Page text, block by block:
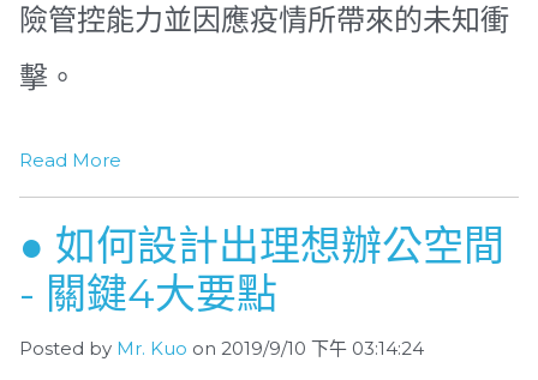
險管控能力並因應疫情所帶來的未知衝
擊。
Read More
● 如何設計出理想辦公空間
- 關鍵4大要點
Posted by Mr. Kuo on 2019/9/10 下午 03:14:24